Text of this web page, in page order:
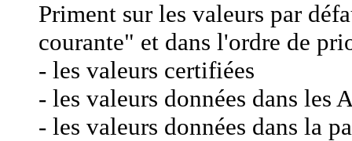
Priment sur les valeurs par
courante" et dans l'ordre de
- les valeurs certifiées
- les valeurs données dans les
- les valeurs données dans la